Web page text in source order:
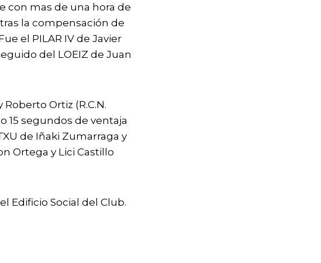
con mas de una hora de
la compensación de
el PILAR IV de Javier
del LOEIZ de Juan
Ortiz (R.C.N.
15 segundos de ventaja
de Iñaki Zumarraga y
Ortega y Lici Castillo
Edificio Social del Club.